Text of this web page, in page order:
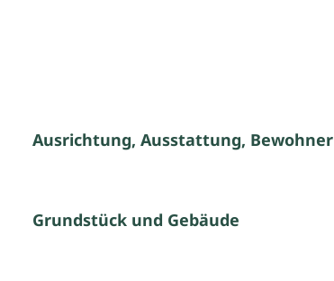
Ausrichtung, Ausstattung, Bewohner
Grundstück und Gebäude